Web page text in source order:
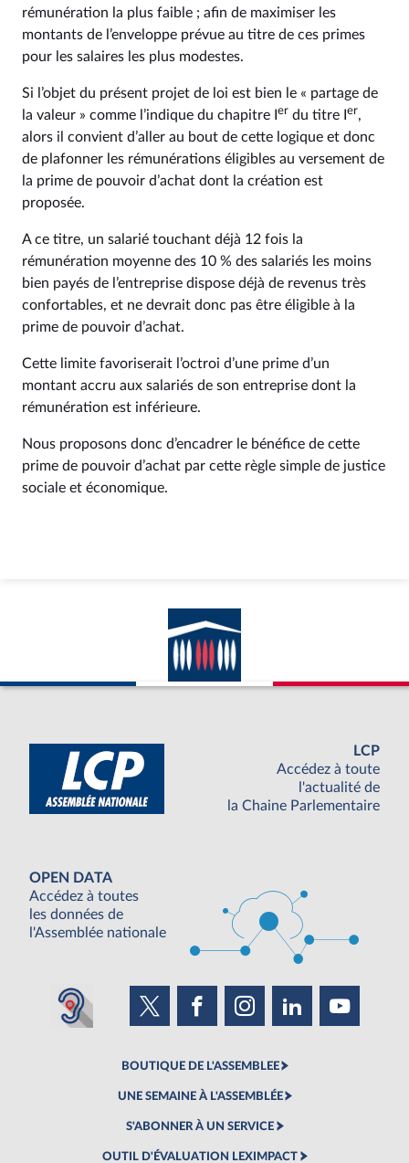
rémunération la plus faible ; afin de maximiser les
montants de l’enveloppe prévue au titre de ces primes
pour les salaires les plus modestes.
Si l’objet du présent projet de loi est bien le « partage de
la valeur » comme l’indique du chapitre I er du titre I er,
alors il convient d’aller au bout de cette logique et donc
de plafonner les rémunérations éligibles au versement de
la prime de pouvoir d’achat dont la création est
proposée.
A ce titre, un salarié touchant déjà 12 fois la
rémunération moyenne des 10 % des salariés les moins
bien payés de l’entreprise dispose déjà de revenus très
confortables, et ne devrait donc pas être éligible à la
prime de pouvoir d’achat.
Cette limite favoriserait l’octroi d’une prime d’un
montant accru aux salariés de son entreprise dont la
rémunération est inférieure.
Nous proposons donc d’encadrer le bénéfice de cette
prime de pouvoir d’achat par cette règle simple de justice
sociale et économique.
LCP
Accédez à toute
l'actualité de
la Chaine Parlementaire
OPEN DATA
Accédez à toutes
les données de
l'Assemblée nationale
BOUTIQUE DE L'ASSEMBLEE
UNE SEMAINE À L'ASSEMBLÉE
S'ABONNER À UN SERVICE
OUTIL D'ÉVALUATION LEXIMPACT